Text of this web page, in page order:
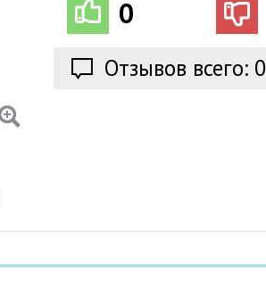
0
Отзывов всего: 0